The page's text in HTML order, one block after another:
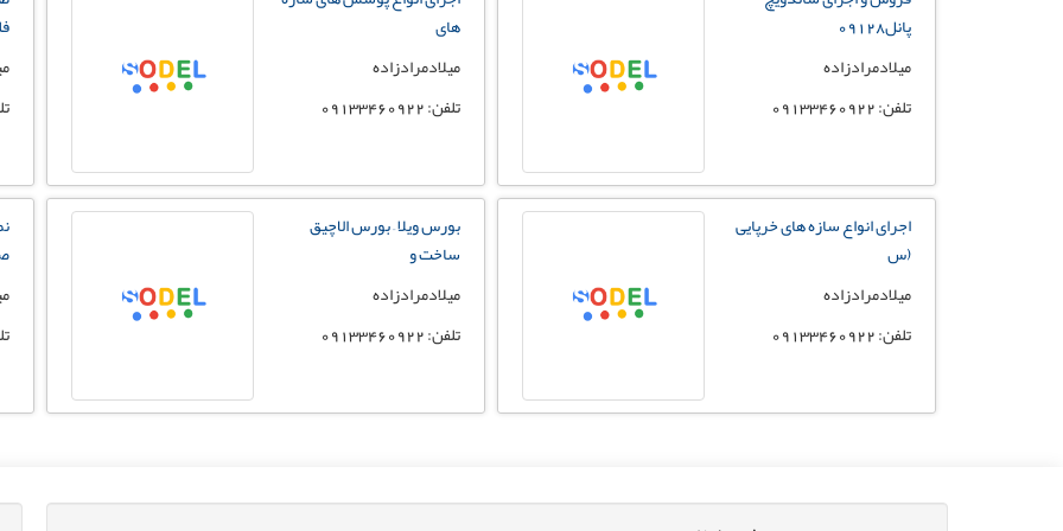
پانل09128
میلادمرادزاده
تلفن: 09133460922
های
میلادمرادزاده
تلفن: 09133460922
اجرای انواع سازه های خرپایی
(س
میلادمرادزاده
تلفن: 09133460922
بورس ویلا – بورس الاچیق
ساخت و
میلادمرادزاده
تلفن: 09133460922